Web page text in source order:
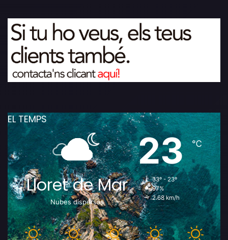
EL TEMPS
Lloret de Mar
Nubes dispersas
23℃
33º - 23º
97%
2.68 km/h